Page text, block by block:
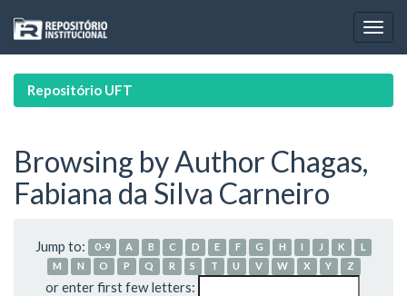
navigation
Repositório UFT
Browsing by Author Chagas,
Fabiana da Silva Carneiro
Jump to: 0-9 A B C D E F G H I J K
L
M
N O P Q R S T U V W X Y Z
or enter first few letters: